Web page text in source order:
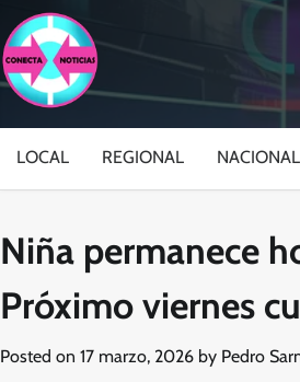
to
content
LOCAL REGIONAL NACIONAL
Niña permanece
Próximo viernes
Posted on 17 marzo, 2026 by Pedro